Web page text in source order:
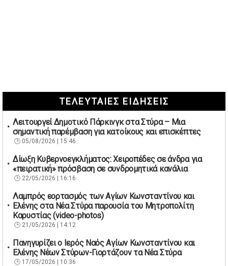
ΤΕΛΕΥΤΑΙΕΣ ΕΙΔΗΣΕΙΣ
Λειτουργεί Δημοτικό Πάρκινγκ στα Στύρα – Μια
σημαντική παρέμβαση για κατοίκους και επισκέπτες
05/08/2026 | 15:46
Δίωξη Κυβερνοεγκλήματος: Χειροπέδες σε άνδρα για
«πειρατική» πρόσβαση σε συνδρομητικά κανάλια
22/05/2026 | 16:16
Λαμπρός εορτασμός των Αγίων Κωνσταντίνου και
Ελένης στα Νέα Στύρα παρουσία του Μητροπολίτη
Καρυστίας (video-photos)
21/05/2026 | 14:12
Πανηγυρίζει ο Ιερός Ναός Αγίων Κωνσταντίνου και
Ελένης Νέων Στύρων-Γιορτάζουν τα Νέα Στύρα
17/05/2026 | 10:36